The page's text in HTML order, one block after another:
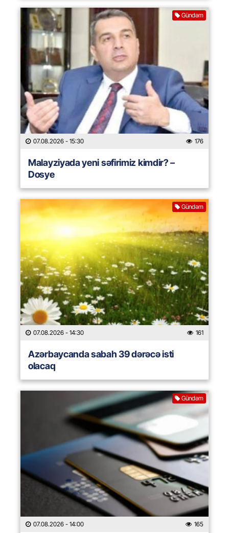
Gündəm
07.08.2026 - 15:30 176
Malayziyada yeni səfirimiz kimdir? –
Dosye
Gündəm
07.08.2026 - 14:30 161
Azərbaycanda sabah 39 dərəcə isti
olacaq
Gündəm
07.08.2026 - 14:00 165